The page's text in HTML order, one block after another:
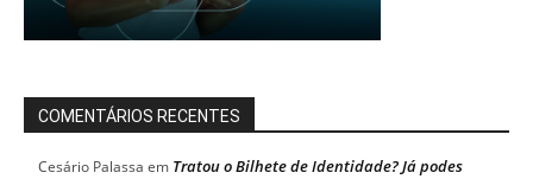
COMENTÁRIOS RECENTES
Cesário Palassa em Tratou o Bilhete de Identidade? Já podes